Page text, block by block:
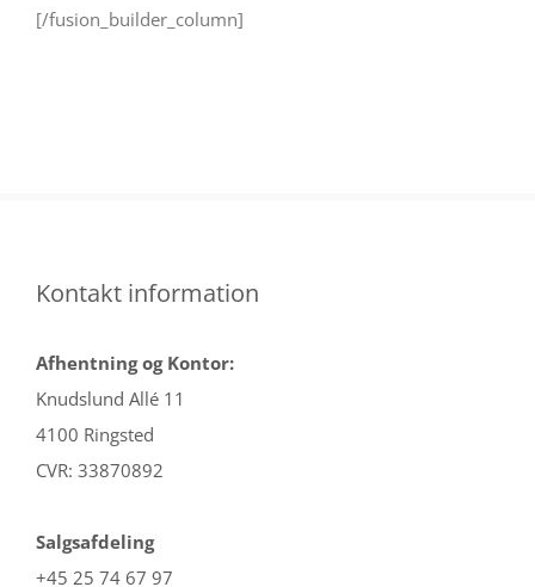
[/fusion_builder_column]
Kontakt information
Afhentning og Kontor:
Knudslund Allé 11
4100 Ringsted
CVR: 33870892
Salgsafdeling
+45 25 74 67 97